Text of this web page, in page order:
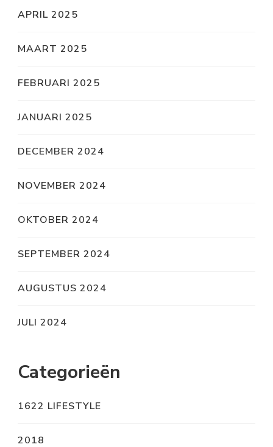
APRIL 2025
MAART 2025
FEBRUARI 2025
JANUARI 2025
DECEMBER 2024
NOVEMBER 2024
OKTOBER 2024
SEPTEMBER 2024
AUGUSTUS 2024
JULI 2024
Categorieën
1622 LIFESTYLE
2018